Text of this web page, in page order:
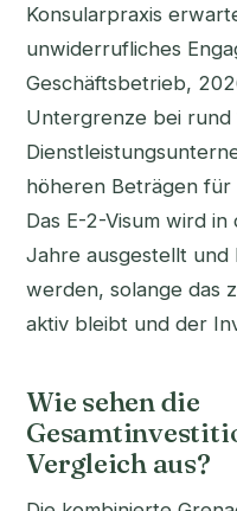
Konsularpraxis
unwiderrufliches
Geschäftsbetrieb,
Untergrenze bei rund
höheren Beträgen für
Das E-2-Visum wird
Jahre ausgestellt
werden, solange das
aktiv bleibt und der
Wie sehen die
Vergleich aus?